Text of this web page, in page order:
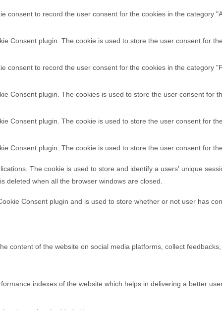
consent to record the user consent for the cookies in the category
Consent plugin. The cookie is used to store the user consent for
consent to record the user consent for the cookies in the category
Consent plugin. The cookies is used to store the user consent for
Consent plugin. The cookie is used to store the user consent for
Consent plugin. The cookie is used to store the user consent for
The cookie is used to store and identify a users' unique
deleted when all the browser windows are closed.
Consent plugin and is used to store whether or not user has
content of the website on social media platforms, collect
indexes of the website which helps in delivering a better